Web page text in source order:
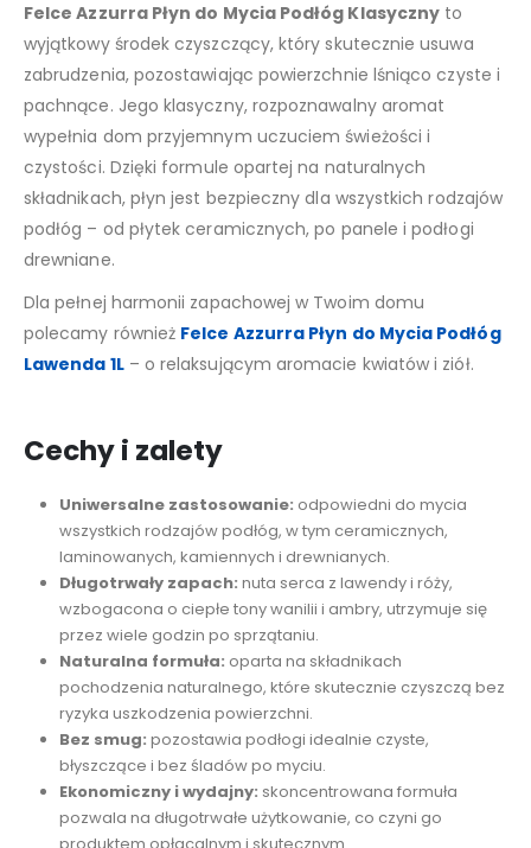
Felce Azzurra Płyn do Mycia Podłóg Klasyczny to
wyjątkowy środek czyszczący, który skutecznie usuwa
zabrudzenia, pozostawiając powierzchnie lśniąco czyste i
pachnące. Jego klasyczny, rozpoznawalny aromat
wypełnia dom przyjemnym uczuciem świeżości i
czystości. Dzięki formule opartej na naturalnych
składnikach, płyn jest bezpieczny dla wszystkich rodzajów
podłóg – od płytek ceramicznych, po panele i podłogi
drewniane.
Dla pełnej harmonii zapachowej w Twoim domu
polecamy również Felce Azzurra Płyn do Mycia Podłóg
Lawenda 1L– o relaksującym aromacie kwiatów i ziół.
Cechy i zalety
Uniwersalne zastosowanie: odpowiedni do mycia
wszystkich rodzajów podłóg, w tym ceramicznych,
laminowanych, kamiennych i drewnianych.
Długotrwały zapach: nuta serca z lawendy i róży,
wzbogacona o ciepłe tony wanilii i ambry, utrzymuje się
przez wiele godzin po sprzątaniu.
Naturalna formuła: oparta na składnikach
pochodzenia naturalnego, które skutecznie czyszczą bez
ryzyka uszkodzenia powierzchni.
Bez smug: pozostawia podłogi idealnie czyste,
błyszczące i bez śladów po myciu.
Ekonomiczny i wydajny: skoncentrowana formuła
pozwala na długotrwałe użytkowanie, co czyni go